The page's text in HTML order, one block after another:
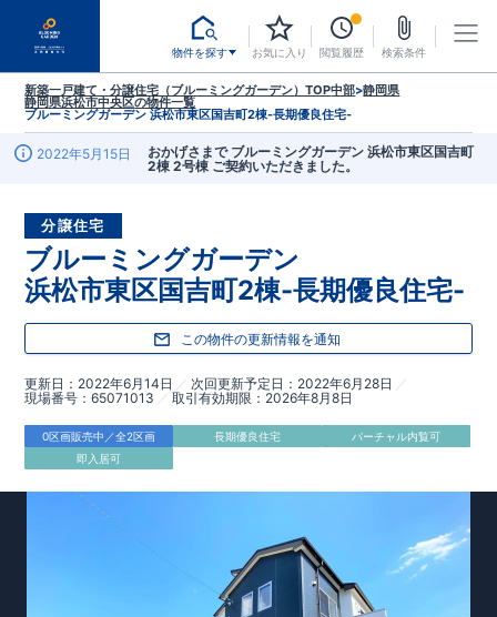
物件を探す お気に入り 閲覧履歴 検索条件
新築一戸建て・分譲住宅（ブルーミングガーデン）TOP中部>静岡県
静岡県浜松市中央区の物件一覧
ブルーミングガーデン 浜松市東区国吉町2棟-長期優良住宅-
2022年5月15日
おかげさまで ブルーミングガーデン 浜松市東区国吉町
2棟 2号棟 ご契約いただきました。
分譲住宅
ブルーミングガーデン
浜松市東区国吉町2棟-長期優良住宅-
この物件の更新情報を通知
更新日 2022年6月14日 次回更新予定日
2022年6月28日
現場番号
65071013 取引有効期限 2026年8月8日
0区画販売中／全2区画 長期優良住宅
バーチャル内覧可
即入居可